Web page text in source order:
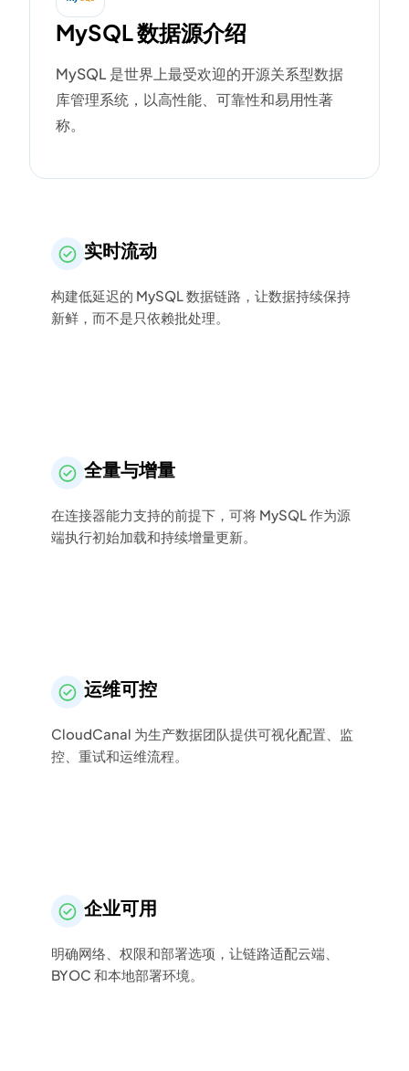
MySQL 数据源介绍
MySQL 是世界上最受欢迎的开源关系型数据
库管理系统，以高性能、可靠性和易用性著
称。
实时流动
构建低延迟的 MySQL 数据链路，让数据持续保持
新鲜，而不是只依赖批处理。
全量与增量
在连接器能力支持的前提下，可将 MySQL 作为源
端执行初始加载和持续增量更新。
运维可控
CloudCanal 为生产数据团队提供可视化配置、监
控、重试和运维流程。
企业可用
明确网络、权限和部署选项，让链路适配云端、
BYOC 和本地部署环境。